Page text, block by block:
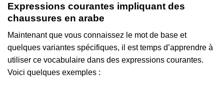
Expressions courantes impliquant des
chaussures en arabe
Maintenant que vous connaissez le mot de base et
quelques variantes spécifiques, il est temps d’apprendre à
utiliser ce vocabulaire dans des expressions courantes.
Voici quelques exemples :